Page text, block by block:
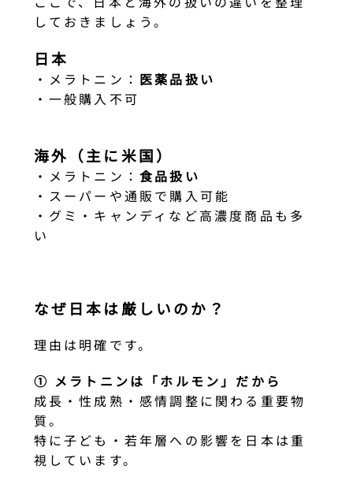
しておきましょう。
日本
・メラトニン： 医薬品扱い
・一般購入不可
海外（主に米国）
・メラトニン： 食品扱い
・スーパーや通販で購入可能
・グミ・キャンディなど高濃度商品も多
い
なぜ日本は厳しいのか？
理由は明確です。
① メラトニンは「ホルモン」だから
成長・性成熟・感情調整に関わる重要物
質。
特に子ども・若年層への影響を日本は重
視しています。